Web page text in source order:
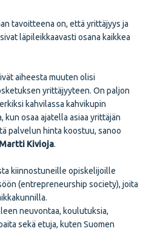
tavoitteena on, että yrittäjyys ja
läpileikkaavasti osana kaikkea
aiheesta muuten olisi
yrittäjyyteen. On paljon
kahvilassa kahvikupin
kun osaa ajatella asiaa yrittäjän
palvelun hinta koostuu, sanoo
Martti Kivioja.
kiinnostuneille opiskelijoille
(entrepreneurship society), joita
neuvontaa, koulutuksia,
sekä etuja, kuten Suomen